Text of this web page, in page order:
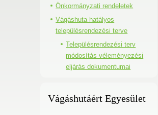
Önkormányzati rendeletek
Vágáshuta hatályos
településrendezési terve
Településrendezési terv
módosítás véleményezési
eljárás dokumentumai
Vágáshutáért Egyesület